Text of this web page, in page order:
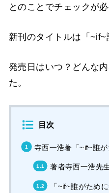
とのことでチェックが必
新刊のタイトルは「~if~
発売日はいつ？どんな
た。
目次
寺西一浩著「~if~誰
著者寺西一浩先
「~if~誰がため